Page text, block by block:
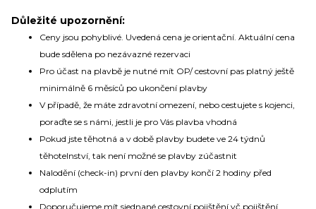
Důležité upozornění:
Ceny jsou pohyblivé. Uvedená cena je orientační. Aktuální cena
bude sdělena po nezávazné rezervaci
Pro účast na plavbě je nutné mít OP/ cestovní pas platný ještě
minimálně 6 měsíců po ukončení plavby
V případě, že máte zdravotní omezení, nebo cestujete s kojenci,
poraďte se s námi, jestli je pro Vás plavba vhodná
Pokud jste těhotná a v době plavby budete ve 24 týdnů
těhotelnství, tak není možné se plavby zúčastnit
Nalodění (check-in) první den plavby končí 2 hodiny před
odplutím
Doporučujeme mít sjednané cestovní pojištění vč.pojištění